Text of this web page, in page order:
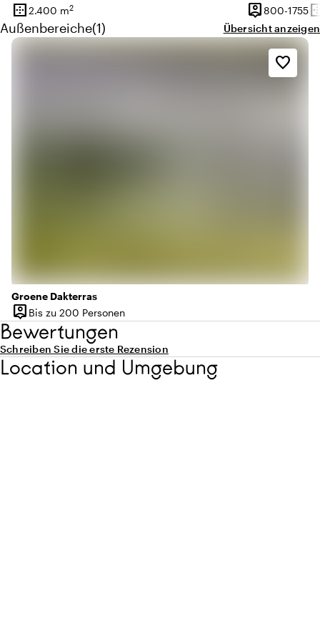
border_outer
Oberfläche
2.400 m2 person_pin
Kapazität
800-1755
Außenbereiche
Menge außenbereiche: 1
(1) Übersicht anzeigen
Groene Dakterras
person_pin
Kapazität
Bis zu 200 Personen
favorite_border
Bewertungen
Schreiben Sie die erste Rezension
Location und Umgebung